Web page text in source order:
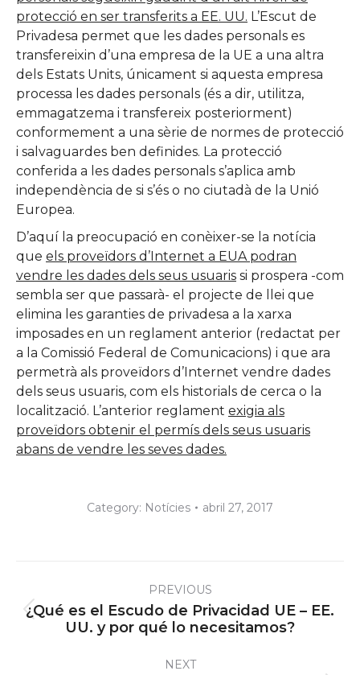
protecció en ser transferits a EE. UU. L’Escut de
Privadesa permet que les dades personals es
transfereixin d’una empresa de la UE a una altra
dels Estats Units, únicament si aquesta empresa
processa les dades personals (és a dir, utilitza,
emmagatzema i transfereix posteriorment)
conformement a una sèrie de normes de protecció
i salvaguardes ben definides. La protecció
conferida a les dades personals s’aplica amb
independència de si s’és o no ciutadà de la Unió
Europea.
D’aquí la preocupació en conèixer-se la notícia
que els proveïdors d’Internet a EUA podran
vendre les dades dels seus usuaris si prospera -com
sembla ser que passarà- el projecte de llei que
elimina les garanties de privadesa a la xarxa
imposades en un reglament anterior (redactat per
a la Comissió Federal de Comunicacions) i que ara
permetrà als proveïdors d’Internet vendre dades
dels seus usuaris, com els historials de cerca o la
localització. L’anterior reglament exigia als
proveïdors obtenir el permís dels seus usuaris
abans de vendre les seves dades.
Category: Notícies abril 27, 2017
navigationPREVIOUS
Previous
post:
¿Qué es el Escudo de Privacidad UE – EE.
UU. y por qué lo necesitamos?
NEXT